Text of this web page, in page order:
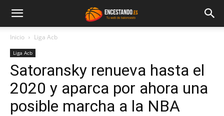
Inicio Liga Acb
Liga Acb
Satoransky renueva hasta el
2020 y aparca por ahora una
posible marcha a la NBA